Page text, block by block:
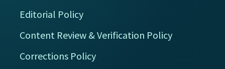
Editorial Policy
Content Review & Verification Policy
Corrections Policy